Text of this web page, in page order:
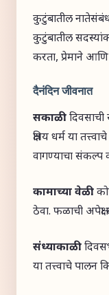
कुटुंबातील
कुटुंबातील
करता, प्रेमाने
दैनंदिन जीवनात
सकाळी:
क्षत्रिय धर्म या
वागण्याचा संकल्प
कामाच्या वेळी:
ठेवा. फळाची
संध्याकाळी:
या तत्त्वाचे पालन